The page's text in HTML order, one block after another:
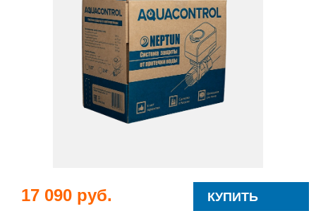
17 090 руб. КУПИТЬ